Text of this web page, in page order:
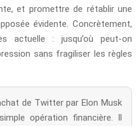
et promettre de rétablir une
évidente. Concrètement,
actuelle : jusqu’où peut-on
sans fragiliser les règles
de Twitter par Elon Musk
opération financière. Il